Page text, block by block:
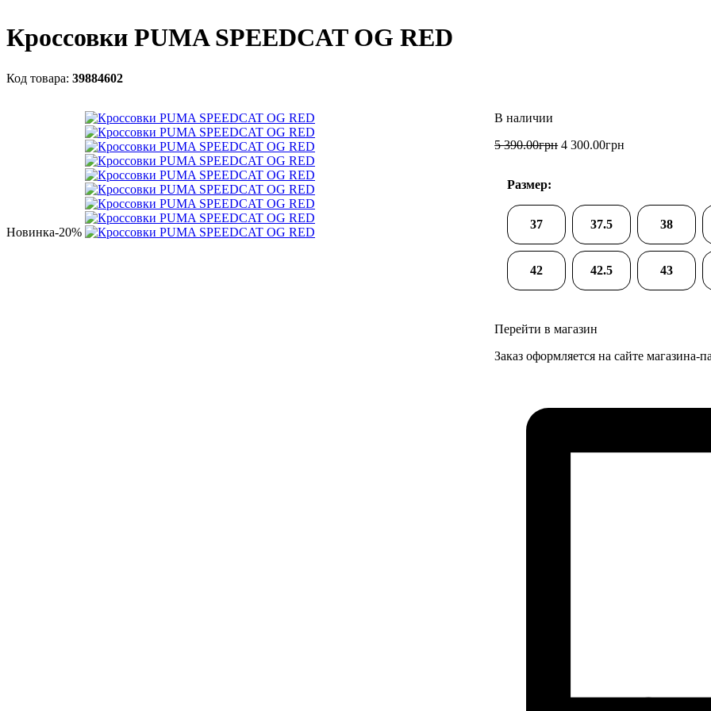
Кроссовки PUMA SPEEDCAT OG RED
39884602
Новинка-20%
5 390.00грн 4 300.00грн
Размер:
37 37.5 38
42 42.5 43
Перейти в магазин
Заказ оформляется на сайте магазина-